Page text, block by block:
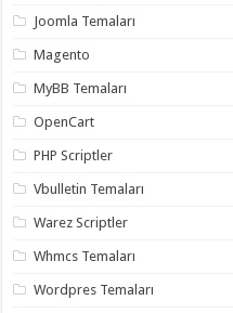
organizasyon,
organizasyon,
organizasyon,
organizasyon,
palyaço,
takipçi
twitter
hilesi ,
instagram
takipçi
hilesi
Joomla Temaları
Magento
MyBB Temaları
OpenCart
PHP Scriptler
Vbulletin Temaları
Warez Scriptler
Whmcs Temaları
Wordpres Temaları